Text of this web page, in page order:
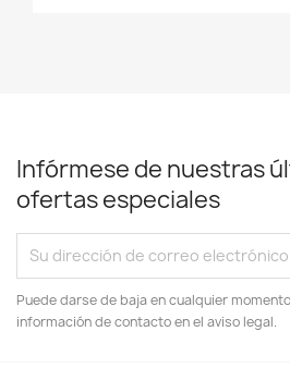
Infórmese de nuestras
ofertas especiales
Puede darse de baja en cualquier
información de contacto en el aviso legal.